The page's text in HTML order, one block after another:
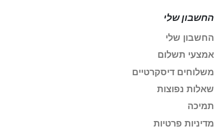
החשבון שלי
החשבון שלי
אמצעי תשלום
משלוחים דיסקרטיים
שאלות נפוצות
תמיכה
מדיניות פרטיות